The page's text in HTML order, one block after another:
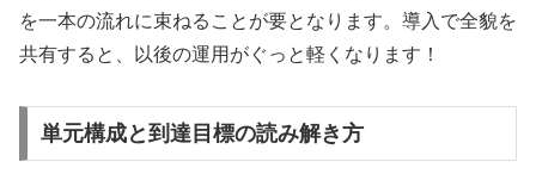
を一本の流れに束ねることが要となります。導入で全貌を
共有すると、以後の運用がぐっと軽くなります！
単元構成と到達目標の読み解き方